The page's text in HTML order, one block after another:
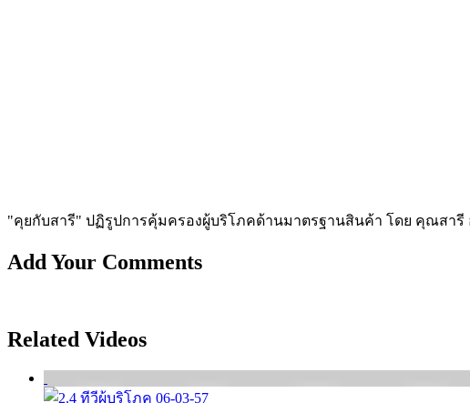
"คุยกับสารี" ปฏิรูปการคุ้มครองผู้บริโภคด้านมาตรฐานสินค้า โดย คุณสา
Add Your Comments
Related Videos